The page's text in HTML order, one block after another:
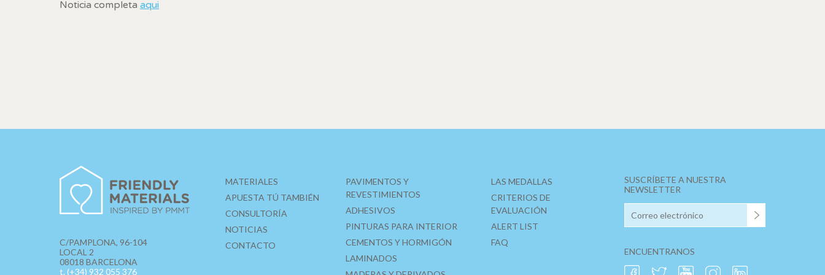
Noticia completa aqui
C/PAMPLONA, 96-104
LOCAL 2
08018 BARCELONA
t. (+34) 932 055 376
MATERIALES
APUESTA TÚ TAMBIÉN
CONSULTORÍA
NOTICIAS
CONTACTO
PAVIMENTOS Y
REVESTIMIENTOS
ADHESIVOS
PINTURAS PARA INTERIOR
CEMENTOS Y HORMIGÓN
LAMINADOS
LAS MEDALLAS
CRITERIOS DE
EVALUACIÓN
ALERT LIST
FAQ
SUSCRÍBETE A NUESTRA
NEWSLETTER
ENCUENTRANOS